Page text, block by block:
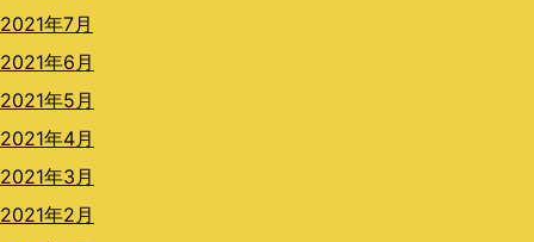
2021年7月
2021年6月
2021年5月
2021年4月
2021年3月
2021年2月